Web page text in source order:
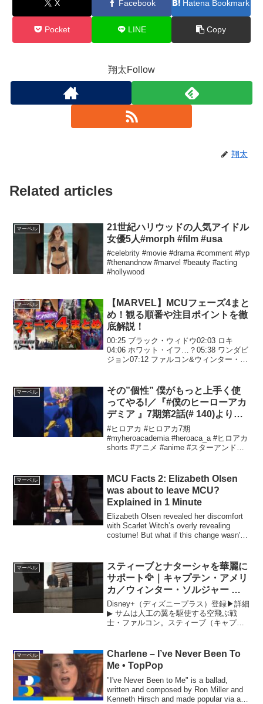
X Facebook Hatena Bookmark
Pocket LINE Copy
翔太Follow
翔太
Related articles
マーベル
21世紀ハリウッドの人気アイドル
女優5人#morph #film #usa
#celebrity #movie #drama #comment #fyp
#thenandnow #marvel #beauty #acting
#hollywood
マーベル
【MARVEL】MCUフェーズ4まと
め！観る順番や注目ポイントを徹
底解説！
00:25 ブラック・ウィドウ02:03 ロキ
04:06 ホワット・イフ…？05:38 ワンダビ
ジョン07:12 ファルコン&ウィンター・ソ
ン・リングスの伝...
マーベル
その”個性” 僕がもっと上手く使
ってやる!／『#僕のヒーローアカ
デミア 』7期第2話(# 140)より／
毎週土曜夕方5:30放送中
#ヒロアカ #ヒロアカ7期
#myheroacademia #heroaca_a #ヒロアカ
shorts #アニメ #anime #スターアンドス
マーベル
MCU Facts 2: Elizabeth Olsen
was about to leave MCU?
Explained in 1 Minute
Elizabeth Olsen revealed her discomfort
with Scarlet Witch’s overly revealing
costume! But what if this change wasn't
マーベル
スティーブとナターシャを華麗に
サポート🦅｜キャプテン・アメリ
カ／ウィンター・ソルジャー ｜
Disney+ (ディズニープラス）
#Shorts
Disney+（ディズニープラス）登録▶詳細
▶︎ サムは人工の翼を駆使する空飛ぶ戦
士・ファルコン。スティーブ（キャプテ
テン・アメリカ：ブレイブ・ニュー・ワ
ールド』2025...
マーベル
Charlene – I’ve Never Been To
Me • TopPop
"I've Never Been to Me" is a ballad,
written and composed by Ron Miller and
Kenneth Hirsch and made popular via a